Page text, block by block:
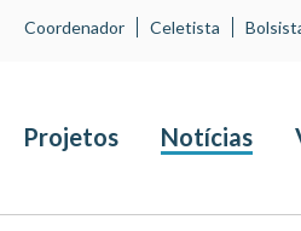
Coordenador Celetista
Projetos Notícias